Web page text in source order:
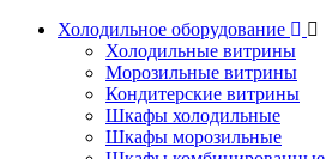
Холодильное оборудование
Холодильные витрины
Морозильные витрины
Кондитерские витрины
Шкафы холодильные
Шкафы морозильные